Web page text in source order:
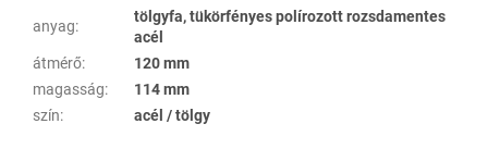
anyag:
tölgyfa, tükörfényes polírozott rozsdamentes
acél
átmérő:
120 mm
magasság:
114 mm
szín: acél / tölgy